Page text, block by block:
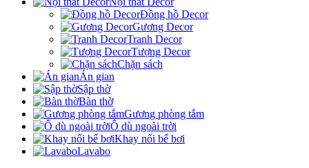
Đồng hồ Decor
Gương Decor
Tranh Decor
Tượng Decor
Chặn sách
Án gian
Sập thờ
Bàn thờ
Gương phòng tắm
Ô dù ngoài trời
Khay nổi bể bơi
Lavabo